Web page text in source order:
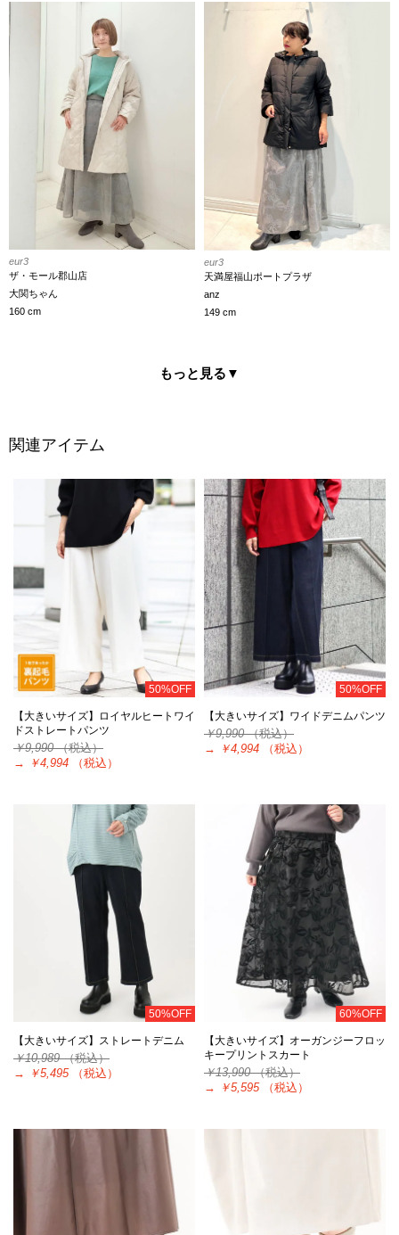
eur3
ザ・モール郡山店
大関ちゃん
160 cm
eur3
天満屋福山ポートプラザ
anz
149 cm
もっと見る ▼
関連アイテム
50%OFF
【大きいサイズ】ロイヤルヒートワイ
ドストレートパンツ
￥9,990（税込）
→
￥4,994 （税込）
50%OFF
【大きいサイズ】ワイドデニムパンツ
￥9,990（税込）
→
￥4,994 （税込）
50%OFF
【大きいサイズ】ストレートデニム
￥10,989（税込）
→
￥5,495 （税込）
60%OFF
【大きいサイズ】オーガンジーフロッ
キープリントスカート
￥13,990（税込）
→
￥5,595 （税込）